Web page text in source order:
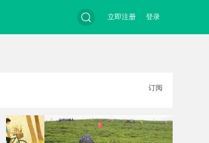
索
登录
立即注册
订阅